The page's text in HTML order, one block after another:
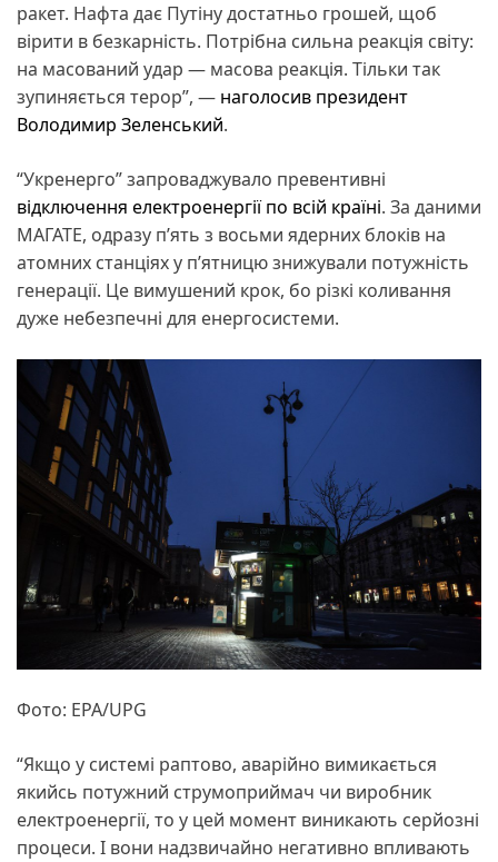
ракет. Нафта дає Путіну достатньо грошей, щоб
вірити в безкарність. Потрібна сильна реакція світу:
на масований удар — масова реакція. Тільки так
зупиняється терор”, — наголосив президент
Володимир Зеленський.
“Укренерго” запроваджувало превентивні
відключення електроенергії по всій країні. За даними
МАГАТЕ, одразу п’ять з восьми ядерних блоків на
атомних станціях у п’ятницю знижували потужність
генерації. Це вимушений крок, бо різкі коливання
дуже небезпечні для енергосистеми.
Фото: EPA/UPG
“Якщо у системі раптово, аварійно вимикається
якийсь потужний струмоприймач чи виробник
електроенергії, то у цей момент виникають серйозні
процеси. І вони надзвичайно негативно впливають